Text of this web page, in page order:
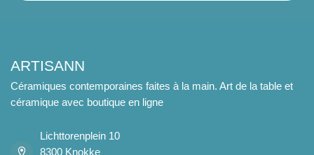
ARTISANN
Céramiques contemporaines faites à la main. Art de la table et
céramique avec boutique en ligne
Lichttorenplein 10
8300 Knokke